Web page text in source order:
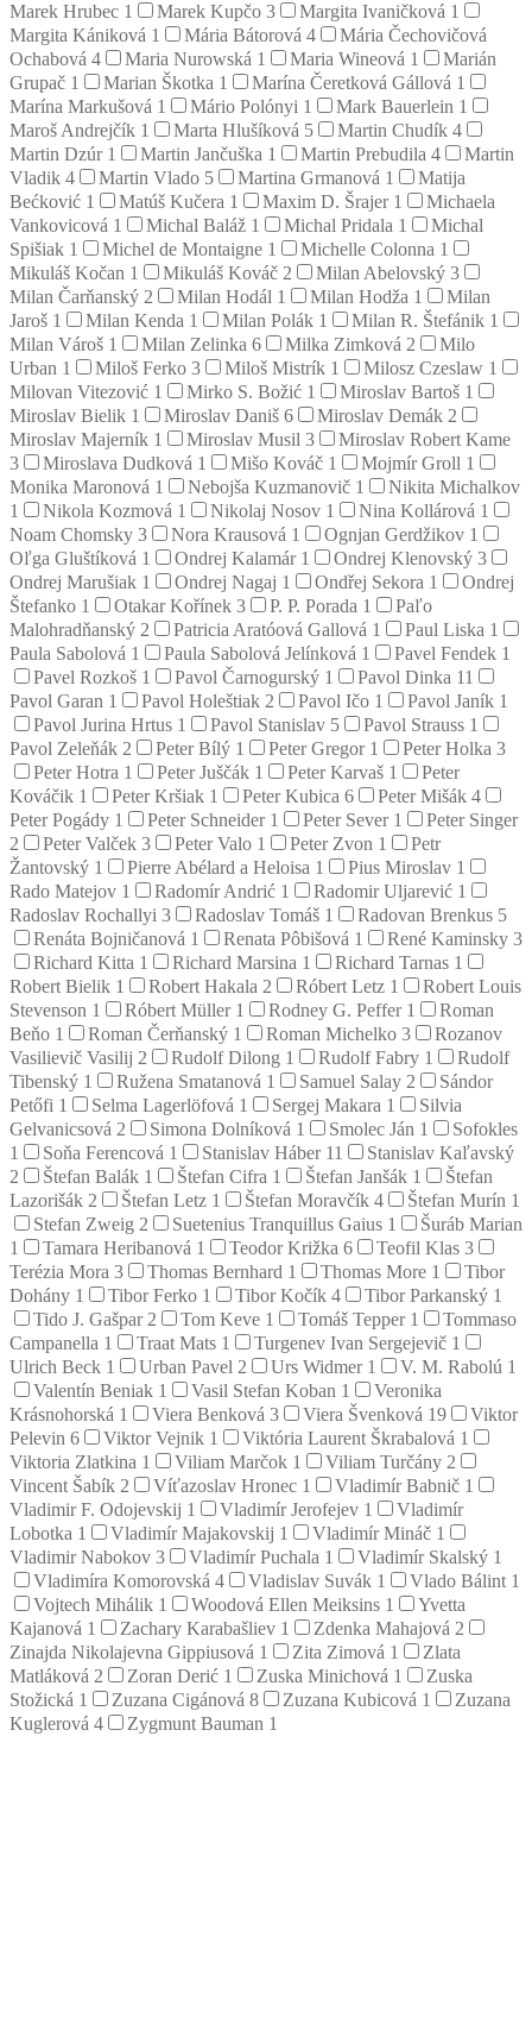
Marek Hrubec 1 Marek Kupčo 3 Margita Ivaničková 1
Margita Kániková 1 Mária Bátorová 4
Mária Čechovičová
Ochabová 4 Maria Nurowská 1 Maria Wineová 1
Marián
Grupač 1 Marian Škotka 1 Marína Čeretková Gállová 1
Marína Markušová 1 Mário Polónyi 1 Mark Bauerlein 1
Maroš Andrejčík 1 Marta Hlušíková 5 Martin Chudík 4
Martin Dzúr 1 Martin Jančuška 1 Martin Prebudila 4
Martin
Vladik 4 Martin Vlado 5 Martina Grmanová 1
Matija
Bećković 1 Matúš Kučera 1 Maxim D. Šrajer 1
Michaela
Vankovicová 1 Michal Baláž 1 Michal Pridala 1
Michal
Spišiak 1 Michel de Montaigne 1 Michelle Colonna 1
Mikuláš Kočan 1 Mikuláš Kováč 2 Milan Abelovský 3
Milan Čarňanský 2 Milan Hodál 1 Milan Hodža 1
Milan
Jaroš 1 Milan Kenda 1 Milan Polák 1 Milan R. Štefánik 1
Milan Vároš 1 Milan Zelinka 6 Milka Zimková 2
Milo
Urban 1 Miloš Ferko 3 Miloš Mistrík 1 Milosz Czeslaw 1
Milovan Vitezović 1 Mirko S. Božić 1 Miroslav Bartoš 1
Miroslav Bielik 1 Miroslav Daniš 6 Miroslav Demák 2
Miroslav Majerník 1 Miroslav Musil 3
Miroslav Robert Kame
3
Miroslava Dudková 1 Mišo Kováč 1 Mojmír Groll 1
Monika Maronová 1 Nebojša Kuzmanovič 1
Nikita Michalkov
1
Nikola Kozmová 1 Nikolaj Nosov 1 Nina Kollárová 1
Noam Chomsky 3 Nora Krausová 1 Ognjan Gerdžikov 1
Oľga Gluštíková 1 Ondrej Kalamár 1 Ondrej Klenovský 3
Ondrej Marušiak 1 Ondrej Nagaj 1 Ondřej Sekora 1
Ondrej
Štefanko 1 Otakar Kořínek 3 P. P. Porada 1
Paľo
Malohradňanský 2 Patricia Aratóová Gallová 1 Paul Liska 1
Paula Sabolová 1 Paula Sabolová Jelínková 1 Pavel Fendek 1
Pavel Rozkoš 1 Pavol Čarnogurský 1 Pavol Dinka 11
Pavol Garan 1 Pavol Holeštiak 2 Pavol Ičo 1 Pavol Janík 1
Pavol Jurina Hrtus 1 Pavol Stanislav 5 Pavol Strauss 1
Pavol Zeleňák 2 Peter Bílý 1 Peter Gregor 1 Peter Holka 3
Peter Hotra 1 Peter Juščák 1 Peter Karvaš 1
Peter
Kováčik 1 Peter Kršiak 1 Peter Kubica 6 Peter Mišák 4
Peter Pogády 1 Peter Schneider 1 Peter Sever 1
Peter Singer
2
Peter Valček 3 Peter Valo 1 Peter Zvon 1
Petr
Žantovský 1 Pierre Abélard a Heloisa 1 Pius Miroslav 1
Rado Matejov 1 Radomír Andrić 1 Radomir Uljarević 1
Radoslav Rochallyi 3 Radoslav Tomáš 1 Radovan Brenkus 5
Renáta Bojničanová 1 Renata Pôbišová 1 René Kaminsky 3
Richard Kitta 1 Richard Marsina 1 Richard Tarnas 1
Robert Bielik 1 Robert Hakala 2 Róbert Letz 1
Robert Louis
Stevenson 1 Róbert Müller 1 Rodney G. Peffer 1
Roman
Beňo 1 Roman Čerňanský 1 Roman Michelko 3
Rozanov
Vasilievič Vasilij 2 Rudolf Dilong 1 Rudolf Fabry 1
Rudolf
Tibenský 1 Ružena Smatanová 1 Samuel Salay 2
Sándor
Petőfi 1 Selma Lagerlöfová 1 Sergej Makara 1
Silvia
Gelvanicsová 2 Simona Dolníková 1 Smolec Ján 1
Sofokles
1
Soňa Ferencová 1 Stanislav Háber 11
Stanislav Kaľavský
2
Štefan Balák 1 Štefan Cifra 1 Štefan Janšák 1
Štefan
Lazorišák 2 Štefan Letz 1 Štefan Moravčík 4 Štefan Murín 1
Stefan Zweig 2 Suetenius Tranquillus Gaius 1
Šuráb Marian
1
Tamara Heribanová 1 Teodor Križka 6 Teofil Klas 3
Terézia Mora 3 Thomas Bernhard 1 Thomas More 1
Tibor
Dohány 1 Tibor Ferko 1 Tibor Kočík 4 Tibor Parkanský 1
Tido J. Gašpar 2 Tom Keve 1 Tomáš Tepper 1
Tommaso
Campanella 1 Traat Mats 1 Turgenev Ivan Sergejevič 1
Ulrich Beck 1 Urban Pavel 2 Urs Widmer 1 V. M. Rabolú 1
Valentín Beniak 1 Vasil Stefan Koban 1
Veronika
Krásnohorská 1 Viera Benková 3 Viera Švenková 19
Viktor
Pelevin 6 Viktor Vejnik 1 Viktória Laurent Škrabalová 1
Viktoria Zlatkina 1 Viliam Marčok 1 Viliam Turčány 2
Vincent Šabík 2 Víťazoslav Hronec 1 Vladimír Babnič 1
Vladimir F. Odojevskij 1 Vladimír Jerofejev 1
Vladimír
Lobotka 1 Vladimír Majakovskij 1 Vladimír Mináč 1
Vladimir Nabokov 3 Vladimír Puchala 1 Vladimír Skalský 1
Vladimíra Komorovská 4 Vladislav Suvák 1 Vlado Bálint 1
Vojtech Mihálik 1 Woodová Ellen Meiksins 1
Yvetta
Kajanová 1 Zachary Karabašliev 1 Zdenka Mahajová 2
Zinajda Nikolajevna Gippiusová 1 Zita Zimová 1
Zlata
Matláková 2 Zoran Derić 1 Zuska Minichová 1
Zuska
Stožická 1 Zuzana Cigánová 8 Zuzana Kubicová 1
Zuzana
Kuglerová 4 Zygmunt Bauman 1